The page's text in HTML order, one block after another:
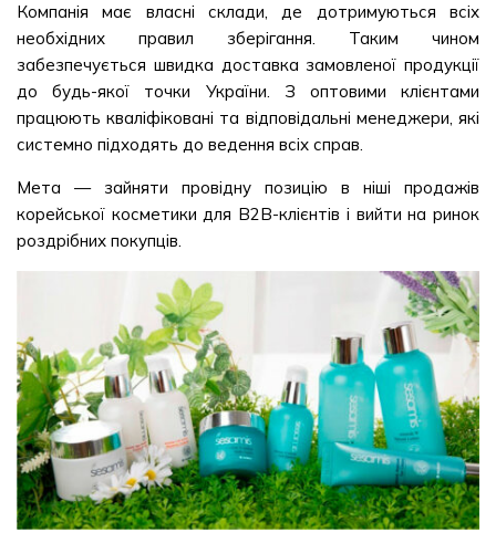
Компанія має власні склади, де дотримуються всіх
необхідних правил зберігання. Таким чином
забезпечується швидка доставка замовленої продукції
до будь-якої точки України. З оптовими клієнтами
працюють кваліфіковані та відповідальні менеджери, які
системно підходять до ведення всіх справ.
Мета — зайняти провідну позицію в ніші продажів
корейської косметики для В2В-клієнтів і вийти на ринок
роздрібних покупців.